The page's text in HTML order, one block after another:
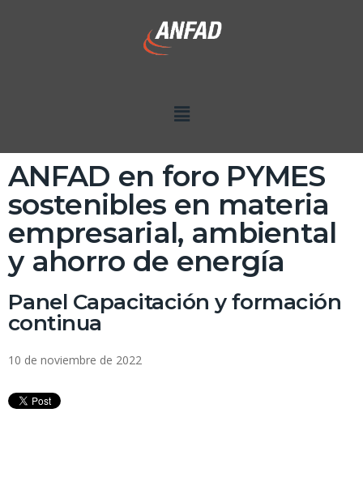
ANFAD en foro PYMES
sostenibles en materia
empresarial, ambiental
y ahorro de energía
Panel Capacitación y formación
continua
10 de noviembre de 2022